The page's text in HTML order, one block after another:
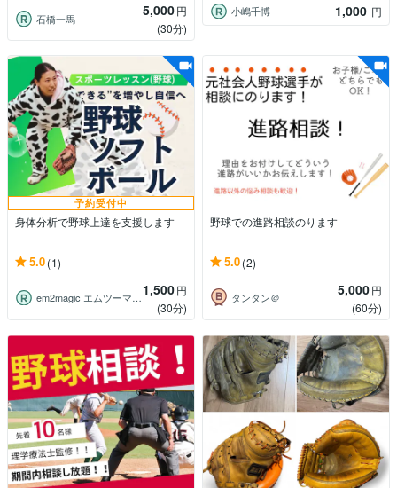
石橋一馬 5,000円
(30分)
小嶋千博 1,000 円
予約受付中
身体分析で野球上達を支援します
5.0(1)
em2magic エムツーマジック 1,500円
(30分)
野球での進路相談のります
5.0(2)
タンタン＠ 5,000円
(60分)